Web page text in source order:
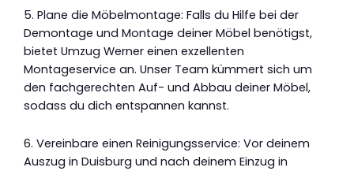
5. Plane die Möbelmontage: Falls du Hilfe bei der
Demontage und Montage deiner Möbel benötigst,
bietet Umzug Werner einen exzellenten
Montageservice an. Unser Team kümmert sich um
den fachgerechten Auf- und Abbau deiner Möbel,
sodass du dich entspannen kannst.
6. Vereinbare einen Reinigungsservice: Vor deinem
Auszug in Duisburg und nach deinem Einzug in